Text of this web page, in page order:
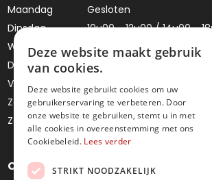
Maandag
Gesloten
Dinsdag
10u00 - 12u00 / 14u00 -
Woensdag
10u00 - 12u00 / 14u00 -
Donderdag
Gesloten
Vrijdag
10u00 - 12u00 / 14u00 -
Zaterdag
10u00 - 12u00 / 14u00 -
Zondag
Gesloten
Contacteer ons
Deze website maakt gebruik
van cookies.
Deze website gebruikt cookies om uw
gebruikerservaring te verbeteren. Door
onze website te gebruiken, stemt u in met
alle cookies in overeenstemming met ons
Cookiebeleid. Lees verder
STRIKT NOODZAKELIJK